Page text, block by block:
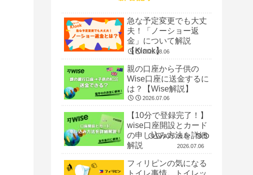
急な予定変更でも大丈
夫！「ノーショー返
金」について解説
【Klook】
2026.08.06
親の口座から子供の
Wise口座に送金するに
は？【Wise解説】
2026.07.06
【10分で登録完了！】
wise口座開設とカード
の申し込み方法を詳細
解説
2026.06.22
2026.07.06
フィリピンの気になる